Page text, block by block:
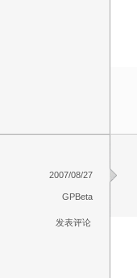
2007/08/27
GPBeta
发表评论